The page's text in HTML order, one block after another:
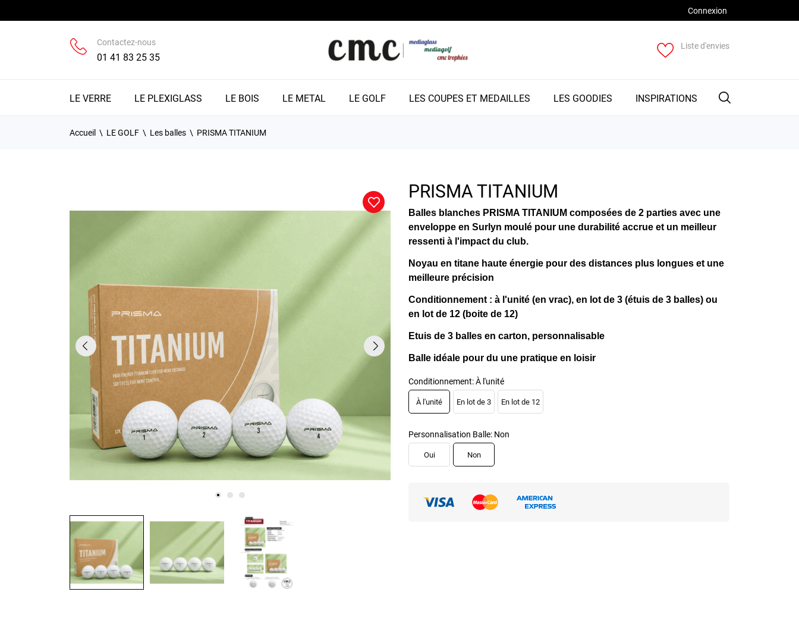
Connexion
Contactez-nous
01 41 83 25 35
Liste d'envies
LE VERRE LE PLEXIGLASS LE BOIS LE METAL LE GOLF LES COUPES ET MEDAILLES LES GOODIES INSPIRATIONS
Accueil LE GOLF Les balles PRISMA TITANIUM
PRISMA TITANIUM
Balles blanches PRISMA TITANIUM composées de 2 parties avec une
enveloppe en Surlyn moulé pour une durabilité accrue et un meilleur
ressenti à l'impact du club.
Noyau en titane haute énergie pour des distances plus longues et une
meilleure précision
Conditionnement : à l'unité (en vrac), en lot de 3 (étuis de 3 balles) ou
en lot de 12 (boite de 12)
Etuis de 3 balles en carton, personnalisable
Balle idéale pour du une pratique en loisir
Conditionnement: À l'unité
À l'unité En lot de 3 En lot de 12
Personnalisation Balle: Non
Oui Non